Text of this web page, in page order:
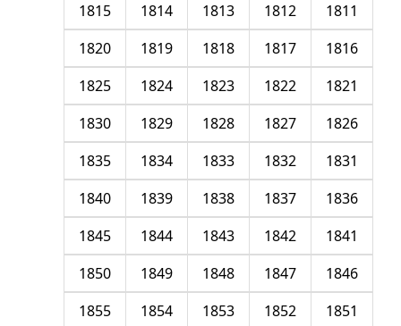
1811
1812
1813
1814
1815
1816
1817
1818
1819
1820
1821
1822
1823
1824
1825
1826
1827
1828
1829
1830
1831
1832
1833
1834
1835
1836
1837
1838
1839
1840
1841
1842
1843
1844
1845
1846
1847
1848
1849
1850
1851
1852
1853
1854
1855